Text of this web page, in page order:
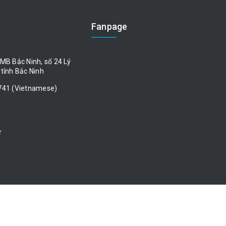
Bắc Ninh, số 24 Lý
Bắc Ninh
(Vietnamese)
Fanpage